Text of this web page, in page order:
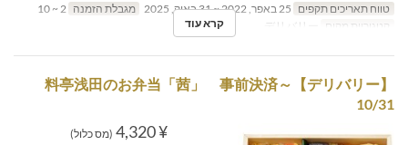
טווח תאריכים תקפים
מגבלת הזמנה 2 ~ 10
קטגוריית מקום
קרא עוד
【デリバリー】料亭浅田のお弁当「茜」 事前決済～
10/31
¥ 4,320 (מס כלול)